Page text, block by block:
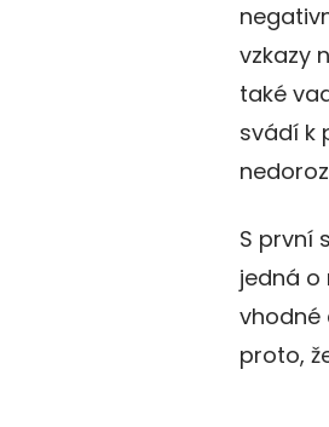
vzkazy
také
svádí k
S první
jedná o
vhodné
proto,